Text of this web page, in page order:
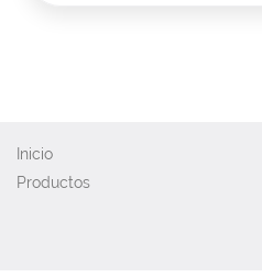
Inicio
Productos